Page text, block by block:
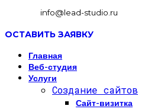
info@lead-studio.ru
ОСТАВИТЬ ЗАЯВКУ
Главная
Веб-студия
Услуги
Создание сайтов
Сайт-визитка